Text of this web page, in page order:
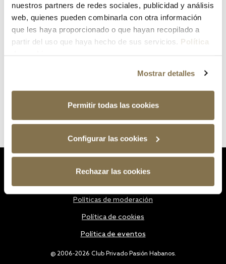
nuestros partners de redes sociales, publicidad y análisis
web, quienes pueden combinarla con otra información
que les haya proporcionado o que hayan recopilado a
partir del uso que haya hecho de sus servicios. Política
Mostrar detalles
Permitir todas las cookies
Configurar las cookies
Rechazar las cookies
¿Has olvidado tu contraseña?
@ 2006-2026 Club Privado Pasión Habanos.
Políticas de moderación
Política de cookies
Política de eventos